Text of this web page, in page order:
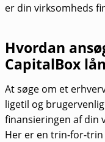
er din virksomheds
Hvordan
CapitalBox
At søge om et
ligetil og
finansieringen af din
Her er en trin-for-